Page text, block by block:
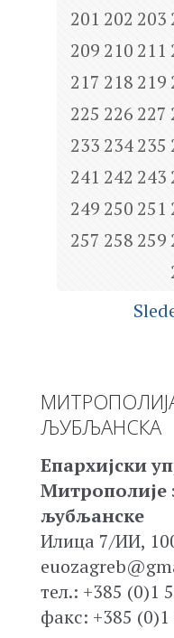
201 202 203
209 210 211
217 218 219
225 226 227
233 234235
241 242 243
249 250 251
257 258 259
ЉУБЉАНСКА
Епархијски
Митрополије
љубљанске
Илица 7/ИИ,
тел.: +385 (0)1
факс: +385 (0)1